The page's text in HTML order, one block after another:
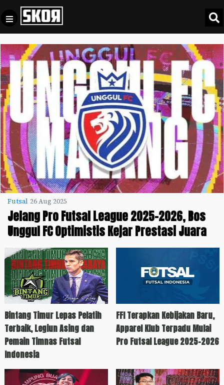
Futsal 26 Aug 2025
Jelang Pro Futsal League 2025-2026, Bos
Unggul FC Optimistis Kejar Prestasi Juara
Bintang Timur Lepas Pelatih
Terbaik, Legiun Asing dan
Pemain Timnas Futsal
Indonesia
FFI Terapkan Kebijakan Baru,
Apparel Klub Terpadu Mulai
Pro Futsal League 2025-2026
Football +
Culture +
Sports
Update
+
Timnas
Indonesia
SKOR
SPECIAL
Video
Privacy
Policy
Pedoman
Pemberitaan
Media
Siber
Disclaimer
Tentang
Kami